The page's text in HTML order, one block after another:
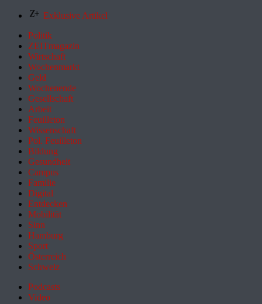
Exklusive Artikel
Politik
ZEITmagazin
Wirtschaft
Wochenmarkt
Geld
Wochenende
Gesellschaft
Arbeit
Feuilleton
Wissenschaft
Pol. Feuilleton
Bildung
Gesundheit
Campus
Familie
Digital
Entdecken
Mobilität
Sinn
Hamburg
Sport
Österreich
Schweiz
Podcasts
Video